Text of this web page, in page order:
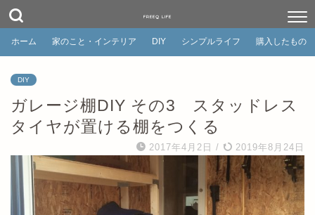
FREEQ LIFE
ホーム 家のこと・インテリア DIY シンプルライフ 購入したもの
DIY
ガレージ棚DIY その3 スタッドレス
タイヤが置ける棚をつくる
2017年4月2日 / 2019年8月24日